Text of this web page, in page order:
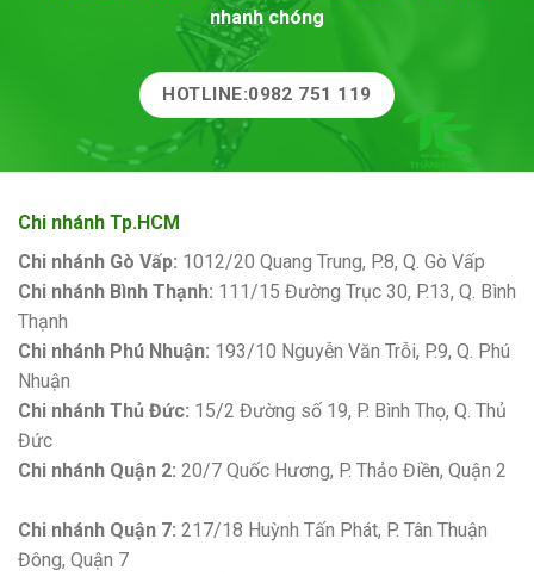
nhanh chóng
HOTLINE:0982 751 119
Chi nhánh Tp.HCM
Chi nhánh Gò Vấp: 1012/20 Quang Trung, P.8, Q. Gò Vấp
Chi nhánh Bình Thạnh: 111/15 Đường Trục 30, P.13, Q. Bình
Thạnh
Chi nhánh Phú Nhuận: 193/10 Nguyễn Văn Trỗi, P.9, Q. Phú
Nhuận
Chi nhánh Thủ Đức: 15/2 Đường số 19, P. Bình Thọ, Q. Thủ
Đức
Chi nhánh Quận 2: 20/7 Quốc Hương, P. Thảo Điền, Quận 2
Chi nhánh Quận 7: 217/18 Huỳnh Tấn Phát, P. Tân Thuận
Đông, Quận 7